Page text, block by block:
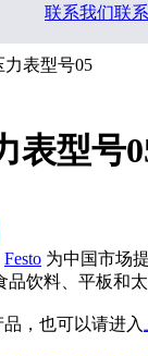
联系我们联
力表型号05
表型号
Festo 为中国市场
品饮料、平板和
，也可以请进入